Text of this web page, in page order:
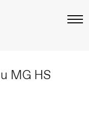
MG HS